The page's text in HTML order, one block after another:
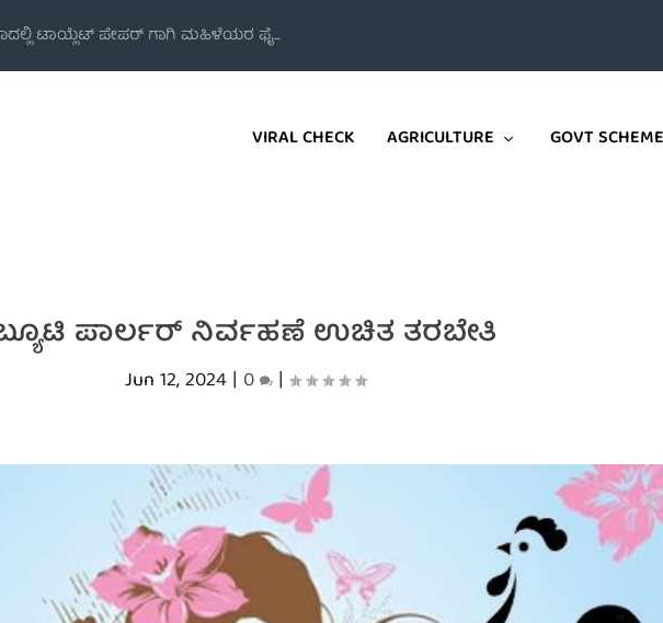
ಟಾಯ್ಲೆಟ್ ಪೇಪರ್ ಗಾಗಿ ಮಹಿಳೆಯರ ಫೈ...
VIRAL CHECK AGRICULTURE GOVT SCHEME
ಪಾರ್ಲರ್ ನಿರ್ವಹಣೆ ಉಚಿತ ತರಬೇತಿ
Jun 12, 2024| 0 |